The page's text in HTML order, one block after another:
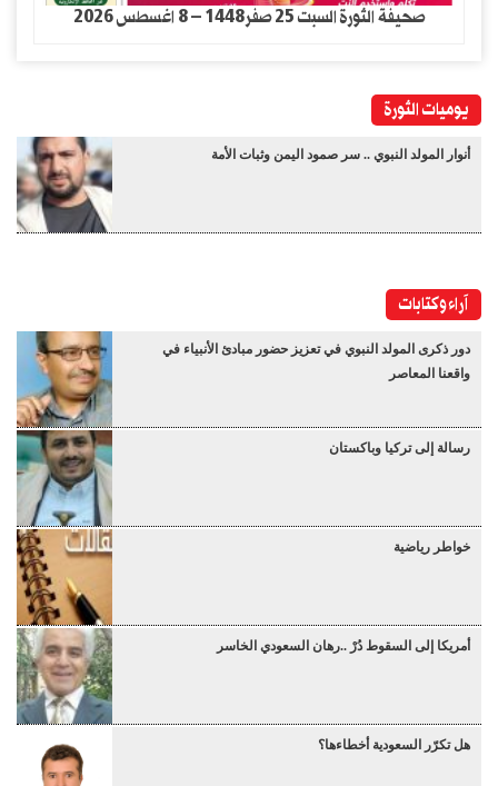
صحيفة الثورة السبت 25 صفر1448 – 8 اغسطس 2026
يوميات الثورة
أنوار المولد النبوي .. سر صمود اليمن وثبات الأمة
آراء وكتابات
دور ذكرى المولد النبوي في تعزيز حضور مبادئ الأنبياء في
واقعنا المعاصر
رسالة إلى تركيا وباكستان
خواطر رياضية
أمريكا إلى السقوط دُرْ ..رهان السعودي الخاسر
هل تكرّر السعودية أخطاءها؟